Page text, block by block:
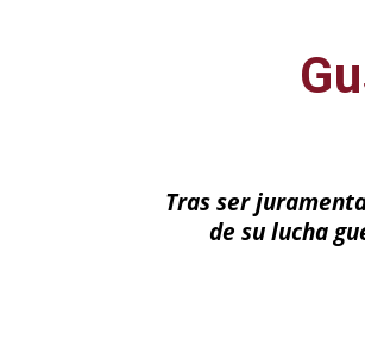
Tras ser
de su lucha